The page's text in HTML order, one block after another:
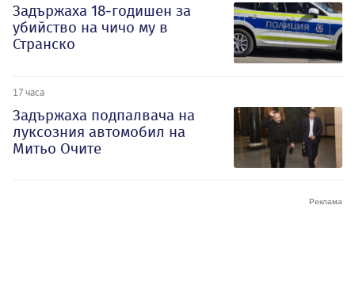
Задържаха 18-годишен за
убийство на чичо му в
Странско
17 часа
Задържаха подпалвача на
луксозния автомобил на
Митьо Очите